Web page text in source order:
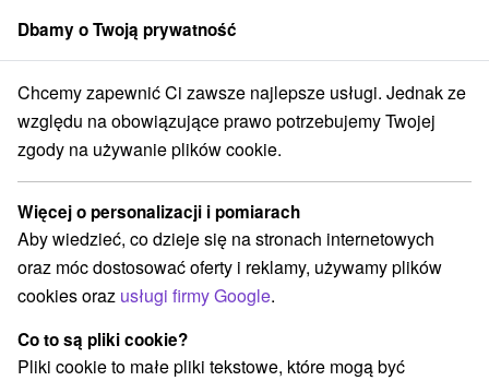
członek grupySorger
Východné Slovensko Prešovský kraj Štôla Monty Ranch
Monty Ranch
Wyświetl stronę internetową Przejdź do
+421 915 961 553
montyranchstola@gmail.com
Facebook
Dbamy o Twoją prywatność
Chcemy zapewnić Ci zawsze najlepsze usługi. Jednak ze
względu na obowiązujące prawo potrzebujemy Twojej
zgody na używanie plików cookie.
Więcej o personalizacji i pomiarach
Aby wiedzieć, co dzieje się na stronach internetowych
oraz móc dostosować oferty i reklamy, używamy plików
cookies oraz usługi firmy Google.
Co to są pliki cookie?
Pliki cookie to małe pliki tekstowe, które mogą być